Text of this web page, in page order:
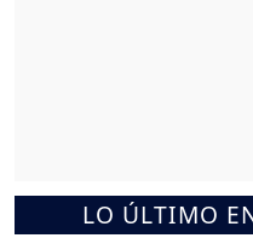
LO ÚLTIMO